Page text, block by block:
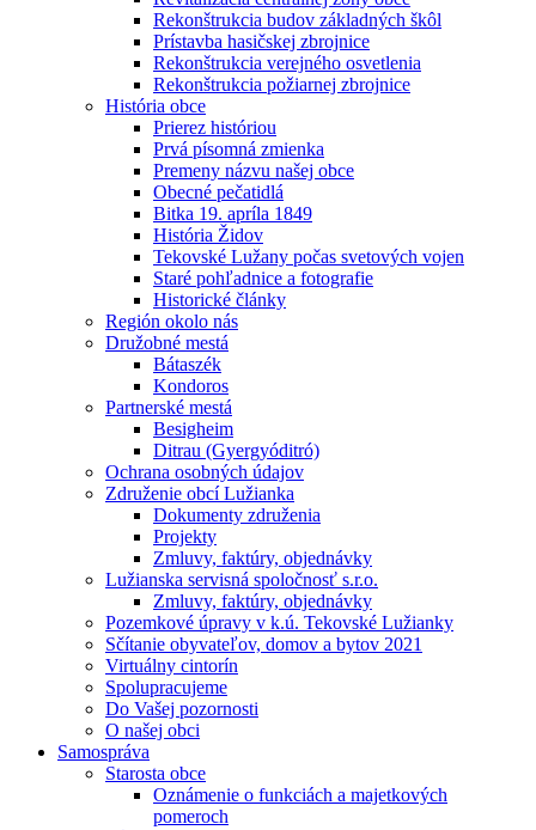
Rekonštrukcia budov základných škôl
Prístavba hasičskej zbrojnice
Rekonštrukcia verejného osvetlenia
Rekonštrukcia požiarnej zbrojnice
História obce
Prierez históriou
Prvá písomná zmienka
Premeny názvu našej obce
Obecné pečatidlá
Bitka 19. apríla 1849
História Židov
Tekovské Lužany počas svetových vojen
Staré pohľadnice a fotografie
Historické články
Región okolo nás
Družobné mestá
Bátaszék
Kondoros
Partnerské mestá
Besigheim
Ditrau (Gyergyóditró)
Ochrana osobných údajov
Združenie obcí Lužianka
Dokumenty združenia
Projekty
Zmluvy, faktúry, objednávky
Lužianska servisná spoločnosť s.r.o.
Zmluvy, faktúry, objednávky
Pozemkové úpravy v k.ú. Tekovské Lužianky
Sčítanie obyvateľov, domov a bytov 2021
Virtuálny cintorín
Spolupracujeme
Do Vašej pozornosti
O našej obci
Samospráva
Starosta obce
Oznámenie o funkciách a majetkových
pomeroch